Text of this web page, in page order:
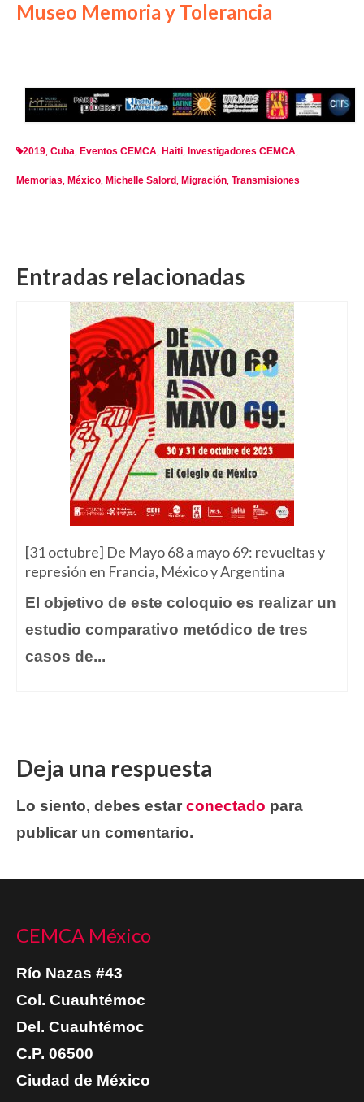
Museo Memoria y Tolerancia
2019 Cuba Eventos CEMCA Haiti Investigadores CEMCA
Memorias México Michelle Salord Migración Transmisiones
Entradas relacionadas
[31 octubre] De Mayo 68 a mayo 69: revueltas y
represión en Francia, México y Argentina
El objetivo de este coloquio es realizar un
estudio comparativo metódico de tres
casos de...
Deja una respuesta
Lo siento, debes estar conectado para
publicar un comentario.
CEMCA México
Río Nazas #43
Col. Cuauhtémoc
Del. Cuauhtémoc
C.P. 06500
Ciudad de México